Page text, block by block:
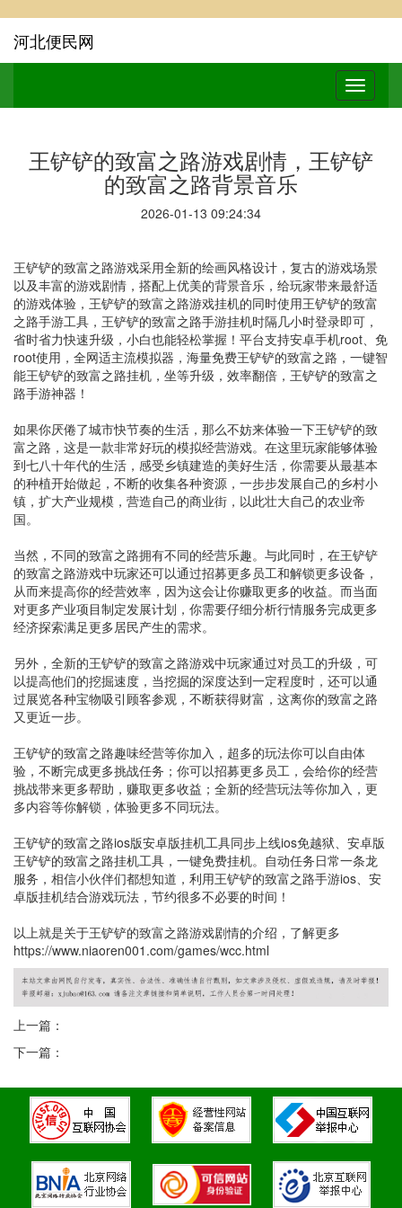
河北便民网
王铲铲的致富之路游戏剧情，王铲铲
的致富之路背景音乐
2026-01-13 09:24:34
王铲铲的致富之路游戏采用全新的绘画风格设计，复古的游戏场景
以及丰富的游戏剧情，搭配上优美的背景音乐，给玩家带来最舒适
的游戏体验，王铲铲的致富之路游戏挂机的同时使用王铲铲的致富
之路手游工具，王铲铲的致富之路手游挂机时隔几小时登录即可，
省时省力快速升级，小白也能轻松掌握！平台支持安卓手机root、免
root使用，全网适主流模拟器，海量免费王铲铲的致富之路，一键智
能王铲铲的致富之路挂机，坐等升级，效率翻倍，王铲铲的致富之
路手游神器！
如果你厌倦了城市快节奏的生活，那么不妨来体验一下王铲铲的致
富之路，这是一款非常好玩的模拟经营游戏。在这里玩家能够体验
到七八十年代的生活，感受乡镇建造的美好生活，你需要从最基本
的种植开始做起，不断的收集各种资源，一步步发展自己的乡村小
镇，扩大产业规模，营造自己的商业街，以此壮大自己的农业帝
国。
当然，不同的致富之路拥有不同的经营乐趣。与此同时，在王铲铲
的致富之路游戏中玩家还可以通过招募更多员工和解锁更多设备，
从而来提高你的经营效率，因为这会让你赚取更多的收益。而当面
对更多产业项目制定发展计划，你需要仔细分析行情服务完成更多
经济探索满足更多居民产生的需求。
另外，全新的王铲铲的致富之路游戏中玩家通过对员工的升级，可
以提高他们的挖掘速度，当挖掘的深度达到一定程度时，还可以通
过展览各种宝物吸引顾客参观，不断获得财富，这离你的致富之路
又更近一步。
王铲铲的致富之路趣味经营等你加入，超多的玩法你可以自由体
验，不断完成更多挑战任务；你可以招募更多员工，会给你的经营
挑战带来更多帮助，赚取更多收益；全新的经营玩法等你加入，更
多内容等你解锁，体验更多不同玩法。
王铲铲的致富之路ios版安卓版挂机工具同步上线ios免越狱、安卓版
王铲铲的致富之路挂机工具，一键免费挂机。自动任务日常一条龙
服务，相信小伙伴们都想知道，利用王铲铲的致富之路手游ios、安
卓版挂机结合游戏玩法，节约很多不必要的时间！
以上就是关于王铲铲的致富之路游戏剧情的介绍，了解更多
https://www.niaoren001.com/games/wcc.html
上一篇：
下一篇：